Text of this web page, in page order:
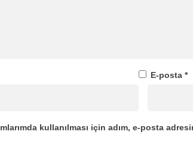
E-posta *
kullanılması için adım, e-posta